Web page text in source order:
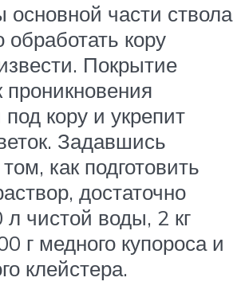
части ствола
кору
Покрытие
проникновения
кору и укрепит
Задавшись
как подготовить
достаточно
чистой воды, 2 кг
г медного купороса и
клейстера.